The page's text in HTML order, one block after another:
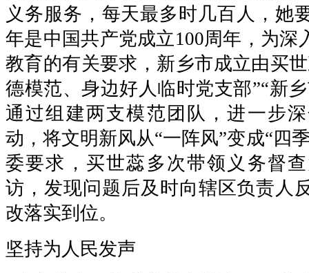
义务服务，每天最多时几百人，她
年是中国共产党成立100周年，为深
教育的有关要求，新乡市成立由买
德模范、身边好人临时党支部”“新
通过组建两支模范团队，进一步
动，将文明新风从“一阵风”变成“四
委要求，买世蕊多次带领义务督
访，发现问题后及时向辖区负责人
改落实到位。
坚持为人民发声